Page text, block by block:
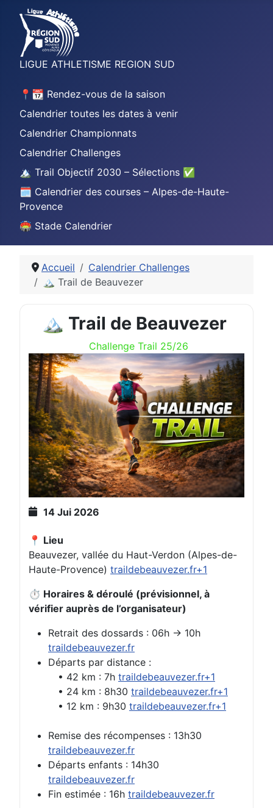
LIGUE ATHLETISME REGION SUD
📍📆 Rendez-vous de la saison
Calendrier toutes les dates à venir
Calendrier Championnats
Calendrier Challenges
🏔️ Trail Objectif 2030 – Sélections ✅
🗓️ Calendrier des courses – Alpes-de-Haute-
Provence
🏟️ Stade Calendrier
Accueil
Calendrier Challenges
🏔️ Trail de Beauvezer
🏔️ Trail de Beauvezer
Challenge Trail 25/26
14 Jui 2026
📍 Lieu
Beauvezer, vallée du Haut-Verdon (Alpes-de-
Haute-Provence) traildebeauvezer.fr+1
⏱️ Horaires & déroulé (prévisionnel, à
vérifier auprès de l’organisateur)
Retrait des dossards : 06h → 10h
traildebeauvezer.fr
Départs par distance :
• 42 km : 7h traildebeauvezer.fr+1
• 24 km : 8h30 traildebeauvezer.fr+1
• 12 km : 9h30 traildebeauvezer.fr+1
Remise des récompenses : 13h30
traildebeauvezer.fr
Départs enfants : 14h30
traildebeauvezer.fr
Fin estimée : 16h traildebeauvezer.fr